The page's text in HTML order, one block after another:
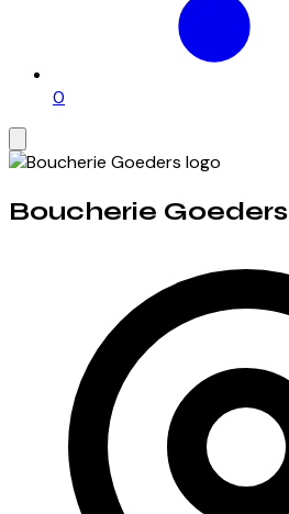
0
Boucherie Goeders